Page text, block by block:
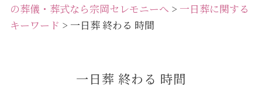
の葬儀・葬式なら宗岡セレモニーへ > 一日葬に関する
キーワード > 一日葬 終わる 時間
一日葬 終わる 時間